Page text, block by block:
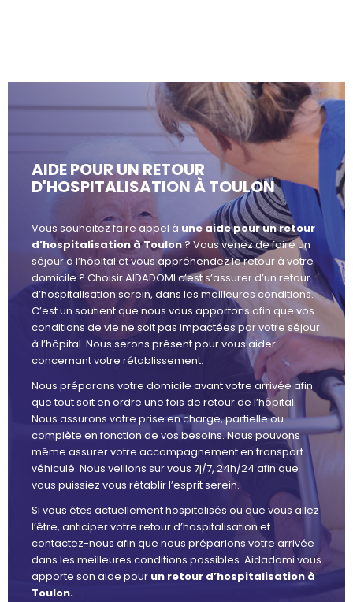
AIDE POUR UN RETOUR
D'HOSPITALISATION À TOULON
Vous souhaitez faire appel à une aide pour un retour
d’hospitalisation à Toulon? Vous venez de faire un
séjour à l’hôpital et vous appréhendez le retour à votre
domicile ? Choisir AIDADOMI c’est s’assurer d’un retour
d’hospitalisation serein, dans les meilleures conditions.
C’est un soutient que nous vous apportons afin que vos
conditions de vie ne soit pas impactées par votre séjour
à l’hôpital. Nous serons présent pour vous aider
concernant votre rétablissement.
Nous préparons votre domicile avant votre arrivée afin
que tout soit en ordre une fois de retour de l’hôpital.
Nous assurons votre prise en charge, partielle ou
complète en fonction de vos besoins. Nous pouvons
même assurer votre accompagnement en transport
véhiculé. Nous veillons sur vous 7j/7, 24h/24 afin que
vous puissiez vous rétablir l’esprit serein.
Si vous êtes actuellement hospitalisés ou que vous allez
l’être, anticiper votre retour d’hospitalisation et
contactez-nous afin que nous préparions votre arrivée
dans les meilleures conditions possibles. Aidadomi vous
apporte son aide pour un retour d’hospitalisation à
Toulon.